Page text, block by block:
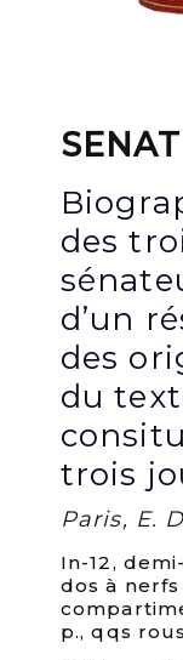
des
d’un
des
du
trois
Paris, E.
In-12,
dos à
p., qqs